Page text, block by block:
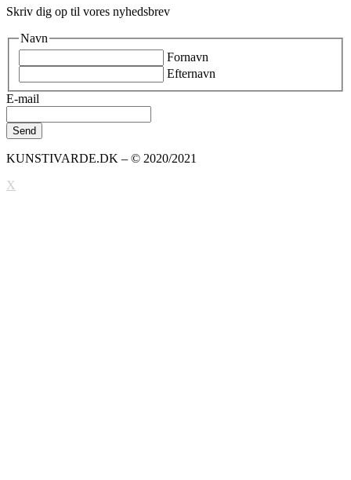
Skriv dig op til vores nyhedsbrev
Navn
Fornavn
Efternavn
E-mail
KUNSTIVARDE.DK – © 2020/2021
X